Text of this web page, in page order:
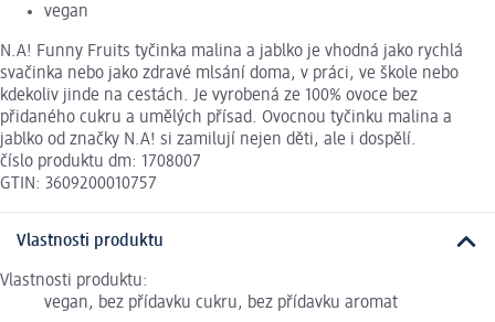
vegan
N.A! Funny Fruits tyčinka malina a jablko je vhodná jako rychlá
svačinka nebo jako zdravé mlsání doma, v práci, ve škole nebo
kdekoliv jinde na cestách. Je vyrobená ze 100% ovoce bez
přidaného cukru a umělých přísad. Ovocnou tyčinku malina a
jablko od značky N.A! si zamilují nejen děti, ale i dospělí.
číslo produktu dm: 1708007
GTIN: 3609200010757
Vlastnosti produktu
Vlastnosti produktu:
vegan, bez přídavku cukru, bez přídavku aromat